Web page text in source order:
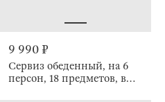
9 990 ₽
Сервиз обеденный, на 6
персон, 18 предметов, в